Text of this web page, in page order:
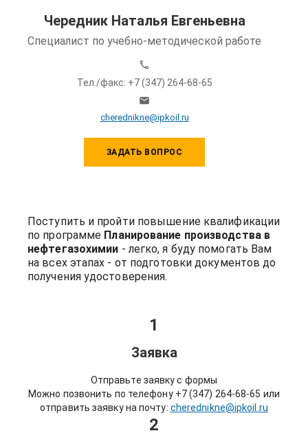
Чередник Наталья Евгеньевна
Специалист по учебно-методической работе
Тел./факс: +7 (347) 264-68-65
cherednikne@ipkoil.ru
ЗАДАТЬ ВОПРОС
Поступить и пройти повышение квалификации
по программе Планирование производства в
нефтегазохимии - легко, я буду помогать Вам
на всех этапах - от подготовки документов до
получения удостоверения.
1
Заявка
Отправьте заявку с формы
Можно позвонить по телефону +7 (347) 264-68-65 или
отправить заявку на почту: cherednikne@ipkoil.ru
2